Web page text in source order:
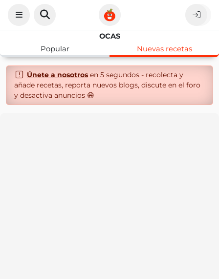
OCAS
Popular
Nuevas recetas
Únete a nosotrosen 5 segundos - recolecta y
añade recetas, reporta nuevos blogs, discute en el foro
y desactiva anuncios 😄